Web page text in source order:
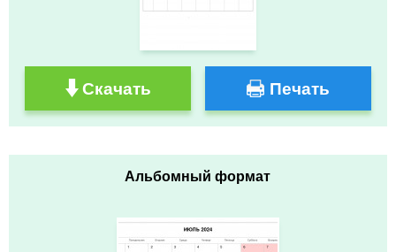
Скачать Печать
Альбомный формат